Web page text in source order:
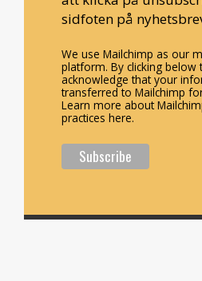
sidfoten på
We use Mailchimp as our
platform. By clicking below
acknowledge that your
transferred to Mailchimp
Learn more about
practices here.